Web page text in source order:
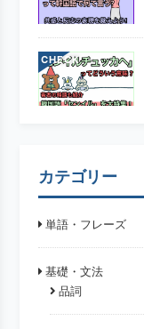
CHECK
カテゴリー
単語・フレーズ
基礎・文法
品詞